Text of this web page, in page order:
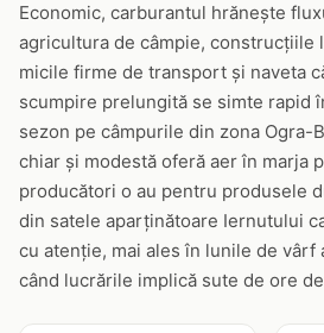
Economic, carburantul hrănește
agricultura de câmpie, construcțiile
micile firme de transport și naveta
scumpire prelungită se simte rapid
sezon pe câmpurile din zona Ogra-
chiar și modestă oferă aer în marja
producători o au pentru produsele
din satele aparținătoare Iernutului
cu atenție, mai ales în lunile de vârf
când lucrările implică sute de ore